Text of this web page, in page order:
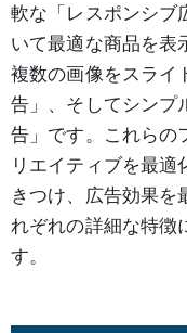
軟な「レスポンシブ
いて最適な商品を表
複数の画像をスライ
告」、そしてシンプ
告」です。これらの
リエイティブを最適
きつけ、広告効果を
れぞれの詳細な特徴
す。